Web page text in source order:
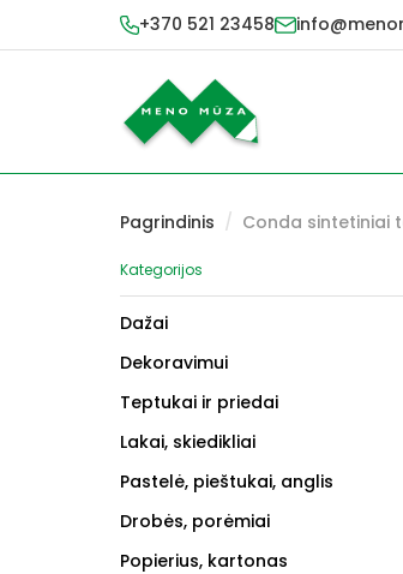
+370 521 23458
Pagrindinis / Conda sintetiniai
Kategorijos
Dažai
Dekoravimui
Teptukai ir priedai
Lakai, skiedikliai
Pastelė, pieštukai, anglis
Drobės, porėmiai
Popierius, kartonas